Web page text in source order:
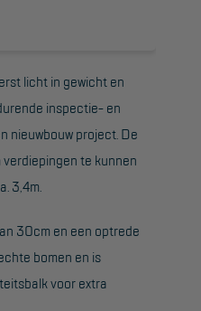
licht in gewicht en
inspectie- en
nieuwbouw project. De
verdiepingen te kunnen
3,4m.
30cm en een optrede
bomen en is
voor extra